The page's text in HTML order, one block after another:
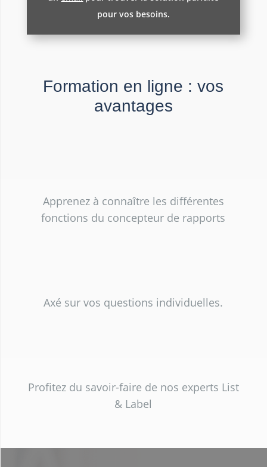
pour vos besoins.
Formation en ligne : vos
avantages
Apprenez à connaître les différentes
fonctions du concepteur de rapports
Axé sur vos questions individuelles.
Profitez du savoir-faire de nos experts List
& Label